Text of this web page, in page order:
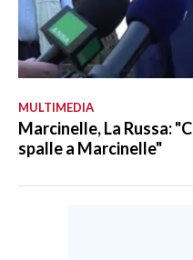
MULTIMEDIA
Marcinelle, La Russa:
spalle a Marcinelle"